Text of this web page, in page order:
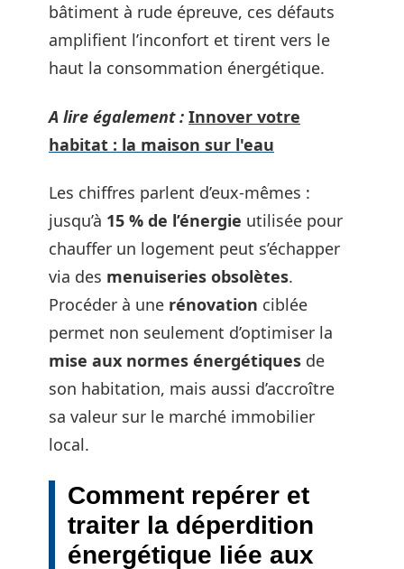
bâtiment à rude épreuve, ces défauts
amplifient l’inconfort et tirent vers le
haut la consommation énergétique.
A lire également : Innover votre
habitat : la maison sur l'eau
Les chiffres parlent d’eux-mêmes :
jusqu’à 15 % de l’énergie utilisée pour
chauffer un logement peut s’échapper
via des menuiseries obsolètes.
Procéder à une rénovation ciblée
permet non seulement d’optimiser la
mise aux normes énergétiques de
son habitation, mais aussi d’accroître
sa valeur sur le marché immobilier
local.
Comment repérer et
traiter la déperdition
énergétique liée aux